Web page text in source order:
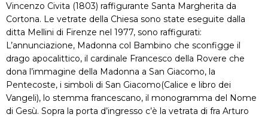
Vincenzo Civita (1803) raffigurante Santa Margherita da
Cortona. Le vetrate della Chiesa sono state eseguite dalla
ditta Mellini di Firenze nel 1977, sono raffigurati:
L’annunciazione, Madonna col Bambino che sconfigge il
drago apocalittico, il cardinale Francesco della Rovere che
dona l’immagine della Madonna a San Giacomo, la
Pentecoste, i simboli di San Giacomo(Calice e libro dei
Vangeli), lo stemma francescano, il monogramma del Nome
di Gesù. Sopra la porta d’ingresso c’è la vetrata di fra Arturo